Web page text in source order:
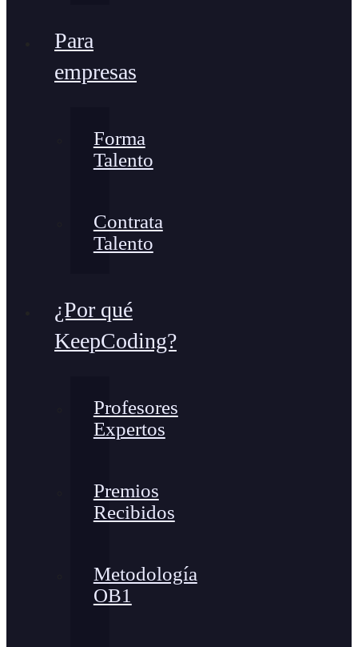
Para
empresas
Forma
Talento
Contrata
Talento
¿Por qué
KeepCoding?
Profesores
Expertos
Premios
Recibidos
Metodología
OB1